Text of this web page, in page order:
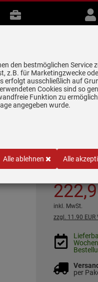
B2B
Beratung
Mein
222,
inkl. MwSt.
zzgl. 11.90 EUR
Versand
per
den bestmöglichen Service
z.B. für Marketingzwecke
erfolgt ausschließlich auf
Cookies sind so
Funktion zu
angegeben wurde.
Alle ablehnen Alle